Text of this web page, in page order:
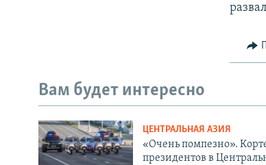
Вам будет интересно
ЦЕНТРАЛЬНАЯ АЗИЯ
«Очень помпезно».
президентов в